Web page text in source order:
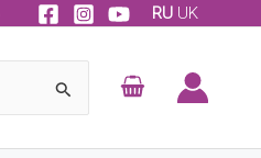
RU UK